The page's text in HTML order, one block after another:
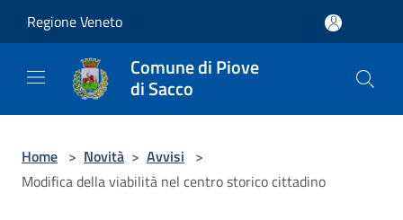
Regione Veneto
Comune di Piove
di Sacco
Home > Novità > Avvisi >
Modifica della viabilità nel centro storico cittadino